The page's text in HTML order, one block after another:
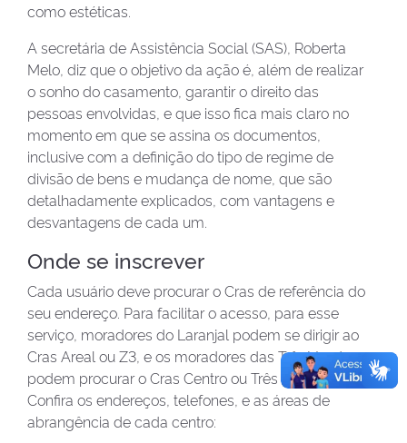
como estéticas.
A secretária de Assistência Social (SAS), Roberta
Melo, diz que o objetivo da ação é, além de realizar
o sonho do casamento, garantir o direito das
pessoas envolvidas, e que isso fica mais claro no
momento em que se assina os documentos,
inclusive com a definição do tipo de regime de
divisão de bens e mudança de nome, que são
detalhadamente explicados, com vantagens e
desvantagens de cada um.
Onde se inscrever
Cada usuário deve procurar o Cras de referência do
seu endereço. Para facilitar o acesso, para esse
serviço, moradores do Laranjal podem se dirigir ao
Cras Areal ou Z3, e os moradores das Três Vendas
podem procurar o Cras Centro ou Três Vendas.
Confira os endereços, telefones, e as áreas de
abrangência de cada centro: